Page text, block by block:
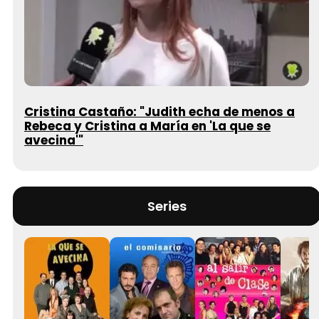
Cristina Castaño: "Judith echa de menos a
Rebeca y Cristina a María en 'La que se
avecina'"
Series